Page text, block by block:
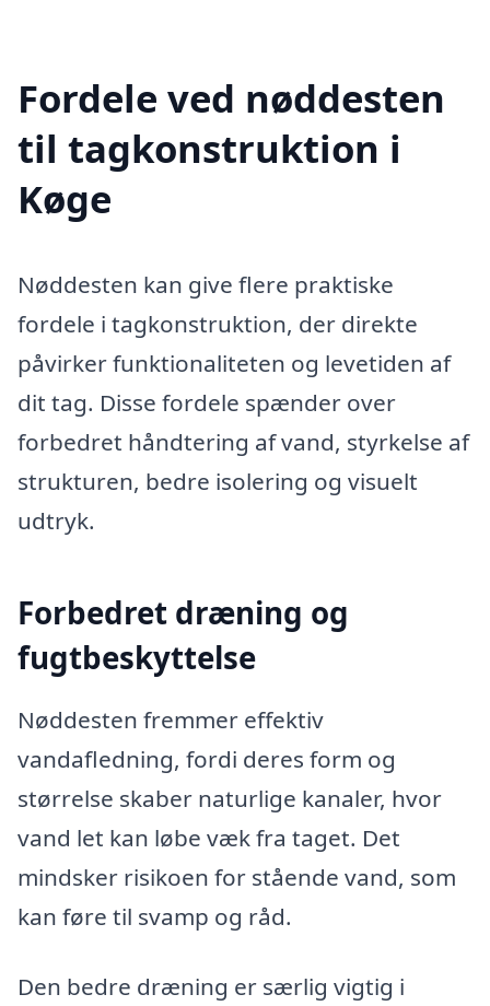
Fordele ved nøddesten
til tagkonstruktion i
Køge
Nøddesten kan give flere praktiske
fordele i tagkonstruktion, der direkte
påvirker funktionaliteten og levetiden af
dit tag. Disse fordele spænder over
forbedret håndtering af vand, styrkelse af
strukturen, bedre isolering og visuelt
udtryk.
Forbedret dræning og
fugtbeskyttelse
Nøddesten fremmer effektiv
vandafledning, fordi deres form og
størrelse skaber naturlige kanaler, hvor
vand let kan løbe væk fra taget. Det
mindsker risikoen for stående vand, som
kan føre til svamp og råd.
Den bedre dræning er særlig vigtig i